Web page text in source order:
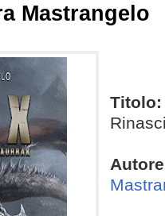
Mastrangelo
Titolo: